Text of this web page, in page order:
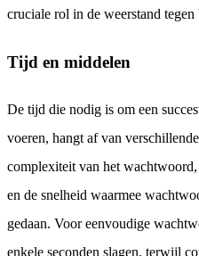
cruciale rol in de weerstand
Tijd en middelen
De tijd die nodig is om een
voeren, hangt af van
complexiteit van het
en de snelheid waarmee
gedaan. Voor eenvoudige
enkele seconden slagen, terwijl